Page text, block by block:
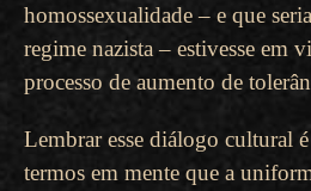
homossexualidade – e que
regime nazista – estivesse em
processo de aumento de
Lembrar esse diálogo cultural
termos em mente que a